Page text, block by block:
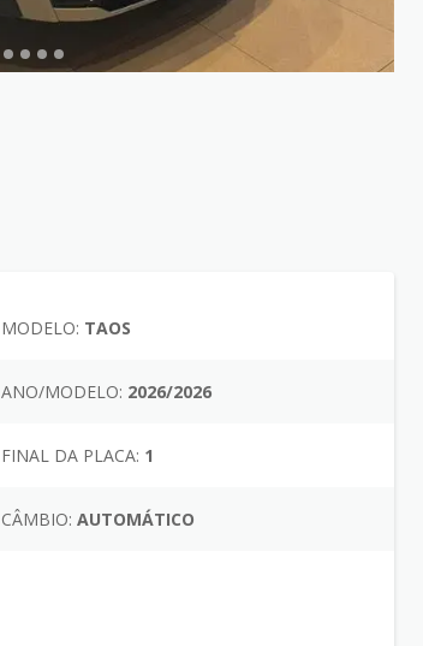
MODELO: TAOS
ANO/MODELO: 2026/2026
FINAL DA PLACA: 1
CÂMBIO: AUTOMÁTICO